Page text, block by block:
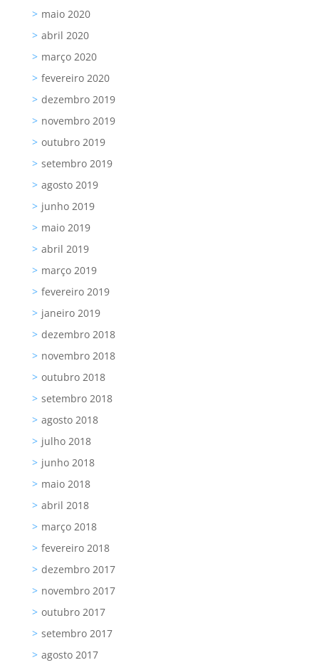
maio 2020
abril 2020
março 2020
fevereiro 2020
dezembro 2019
novembro 2019
outubro 2019
setembro 2019
agosto 2019
junho 2019
maio 2019
abril 2019
março 2019
fevereiro 2019
janeiro 2019
dezembro 2018
novembro 2018
outubro 2018
setembro 2018
agosto 2018
julho 2018
junho 2018
maio 2018
abril 2018
março 2018
fevereiro 2018
dezembro 2017
novembro 2017
outubro 2017
setembro 2017
agosto 2017